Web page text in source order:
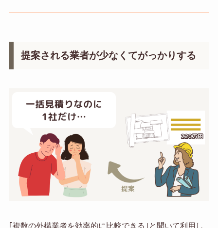
提案される業者が少なくてがっかりする
｢複数の外構業者を効率的に比較できる｣と聞いて利用し